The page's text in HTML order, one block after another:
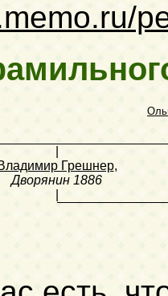
Грешнер,
Дворянин 1886